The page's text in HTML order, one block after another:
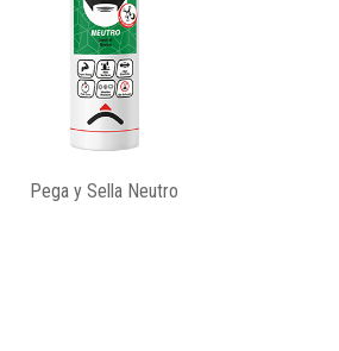
Espuma Poliuretano Pistola B3